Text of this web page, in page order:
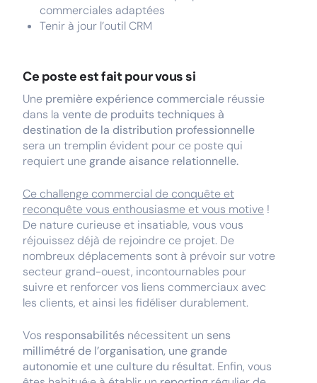
commerciales adaptées
Tenir à jour l’outil CRM
Ce poste est fait pour vous si
Une première expérience commerciale réussie
dans la vente de produits techniques à
destination de la distribution professionnelle
sera un tremplin évident pour ce poste qui
requiert unegrande aisance relationnelle.
Ce challenge commercial de conquête et
reconquête vous enthousiasme et vous motive !
De nature curieuse et insatiable, vous vous
réjouissez déjà de rejoindre ce projet. De
nombreux déplacements sont à prévoir sur votre
secteur grand-ouest, incontournables pour
suivre et renforcer vos liens commerciaux avec
les clients, et ainsi les fidéliser durablement.
Vos responsabilités nécessitent un sens
millimétré de l’organisation, une grande
autonomie et une culture du résultat. Enfin, vous